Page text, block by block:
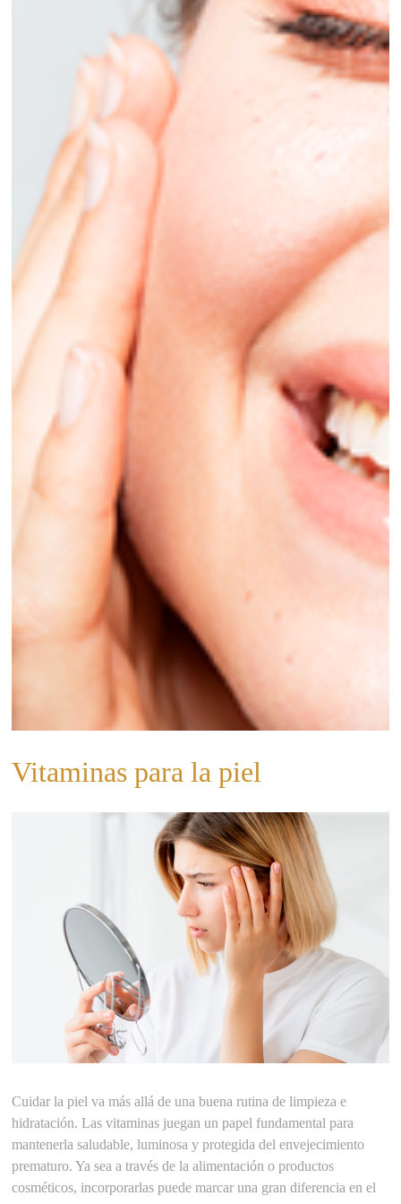
Vitaminas para la piel
Cuidar la piel va más allá de una buena rutina de limpieza e
hidratación. Las vitaminas juegan un papel fundamental para
mantenerla saludable, luminosa y protegida del envejecimiento
prematuro. Ya sea a través de la alimentación o productos
cosméticos, incorporarlas puede marcar una gran diferencia en el